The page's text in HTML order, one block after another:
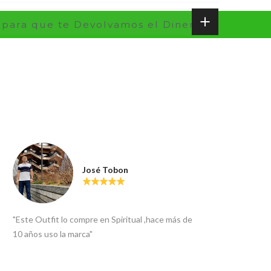
que te Devolvamos el Dinero !!!
José Tobon
"Este Outfit lo compre en Spiritual ,hace más de
10 años uso la marca"